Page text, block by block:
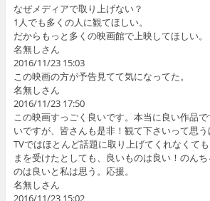
なぜメディアで取り上げない？
1人でも多くの人に観てほしい。
だからもっと多くの映画館で上映してほしい。
名無しさん
2016/11/23 15:03
この映画の方が予告見てて気になってた。
名無しさん
2016/11/23 17:50
この映画すっごく良いです。本当に良い作品
いですが、皆さんも是非！観て下さいって思う
TVではほとんど話題に取り上げてくれなくて
まを受けたとしても、良いものは良い！のん
のは良いと私は思う。応援。
名無しさん
2016/11/23 15:02